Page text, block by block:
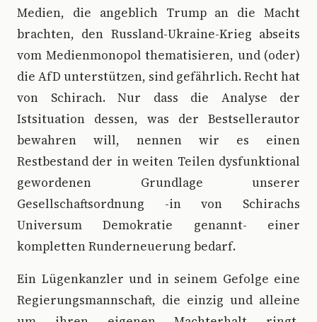
Medien, die angeblich Trump an die Macht
brachten, den Russland-Ukraine-Krieg abseits
vom Medienmonopol thematisieren, und (oder)
die AfD unterstützen, sind gefährlich. Recht hat
von Schirach. Nur dass die Analyse der
Istsituation dessen, was der Bestsellerautor
bewahren will, nennen wir es einen
Restbestand der in weiten Teilen dysfunktional
gewordenen Grundlage unserer
Gesellschaftsordnung -in von Schirachs
Universum Demokratie genannt- einer
kompletten Runderneuerung bedarf.
Ein Lügenkanzler und in seinem Gefolge eine
Regierungsmannschaft, die einzig und alleine